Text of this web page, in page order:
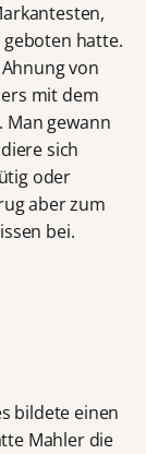
hatte.
von
mit dem
Man gewann
sich
oder
aber zum
bei.
bildete einen
Mahler die